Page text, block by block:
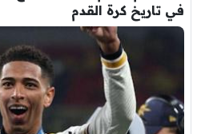
في تاريخ كرة القدم